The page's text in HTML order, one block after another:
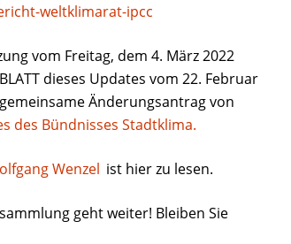
weltklimarat-ipcc
vom Freitag, dem 4. März 2022
dieses Updates vom 22. Februar
Änderungsantrag von
des Bündnisses Stadtklima.
Wenzel ist hier zu lesen.
geht weiter! Bleiben Sie